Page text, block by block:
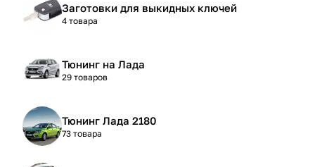
Заготовки для выкидных ключей
4 товара
Тюнинг на Лада
29 товаров
Тюнинг Лада 2180
73 товара